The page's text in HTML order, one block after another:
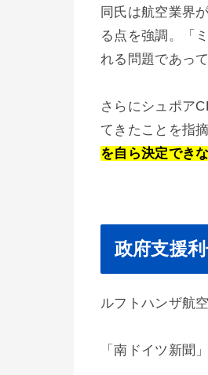
同氏は航空業界
る点を強調。「
れる問題であっ
さらにシュポア
てきたことを指摘
を自ら決定でき
政府支援
ルフトハンザ航
「南ドイツ新聞